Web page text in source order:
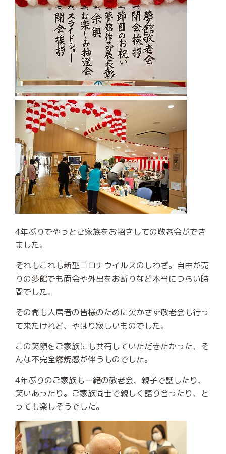
4年ぶりでやっとご家族をお招きしての敬老会ができ
ました。
それもこれも新型コロナウイルスのしわざ。自由が売
りの夢館でも面会や外出をお断りなど本当につらい時
間でした。
その間も入居者の皆様のために欠かさず敬老会も行っ
て来たけれど、やはり寂しいものでした。
この笑顔をご家族にも共有していただきたかった、そ
んな不完全燃焼感が伴うものでした。
4年ぶりのご家族も一緒の敬老会、親子で話したり、
笑いあったり。ご家族同士で親しく語り合ったり、と
っても楽しそうでした。